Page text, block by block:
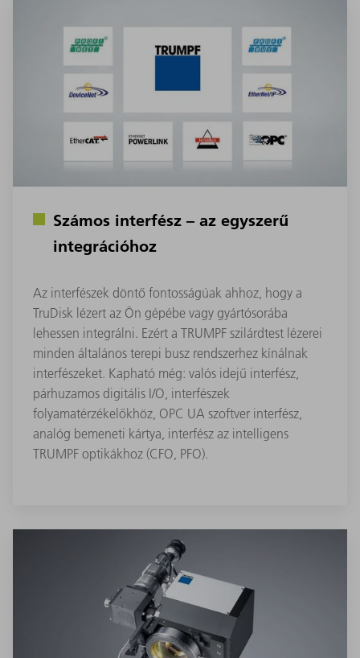
Számos interfész – az egyszerű
integrációhoz
Az interfészek döntő fontosságúak ahhoz, hogy a
TruDisk lézert az Ön gépébe vagy gyártósorába
lehessen integrálni. Ezért a TRUMPF szilárdtest lézerei
minden általános terepi busz rendszerhez kínálnak
interfészeket. Kapható még: valós idejű interfész,
párhuzamos digitális I/O, interfészek
folyamatérzékelőkhöz, OPC UA szoftver interfész,
analóg bemeneti kártya, interfész az intelligens
TRUMPF optikákhoz (CFO, PFO).